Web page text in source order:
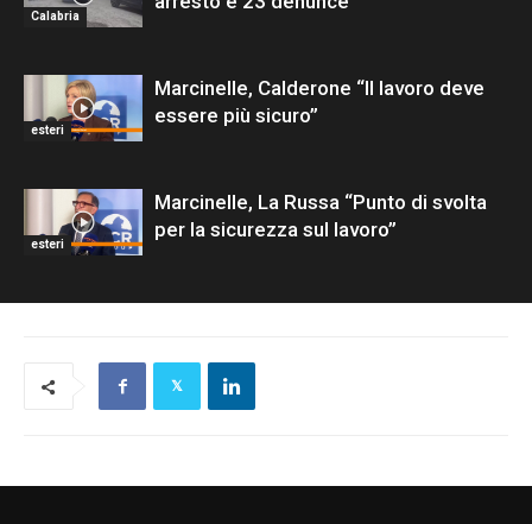
Calabria
esteri
Marcinelle, Calderone “Il lavoro deve
essere più sicuro”
esteri
Marcinelle, La Russa “Punto di svolta
per la sicurezza sul lavoro”